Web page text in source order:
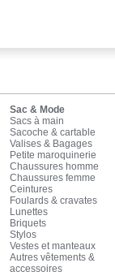
Sac & Mode
Sacs à main
Sacoche & cartable
Valises & Bagages
Petite maroquinerie
Chaussures homme
Chaussures femme
Ceintures
Foulards & cravates
Lunettes
Briquets
Stylos
Vestes et manteaux
Autres vêtements &
accessoires